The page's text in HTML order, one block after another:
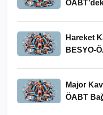
Hareket
BESYO-
Major
ÖABT